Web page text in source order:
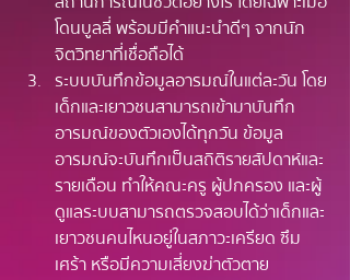
โดนบูลลี่ พร้อมมีคำแนะนำดีๆ จากนัก
จิตวิทยาที่เชื่อถือได้
ระบบบันทึกข้อมูลอารมณ์ในแต่ละวัน โดย
เด็กและเยาวชนสามารถเข้ามาบันทึก
อารมณ์ของตัวเองได้ทุกวัน ข้อมูล
อารมณ์จะบันทึกเป็นสถิติรายสัปดาห์และ
รายเดือน ทำให้คณะครู ผู้ปกครอง และผู้
ดูแลระบบสามารถตรวจสอบได้ว่าเด็กและ
เยาวชนคนไหนอยู่ในสภาวะเครียด ซึม
เศร้า หรือมีความเสี่ยงฆ่าตัวตาย